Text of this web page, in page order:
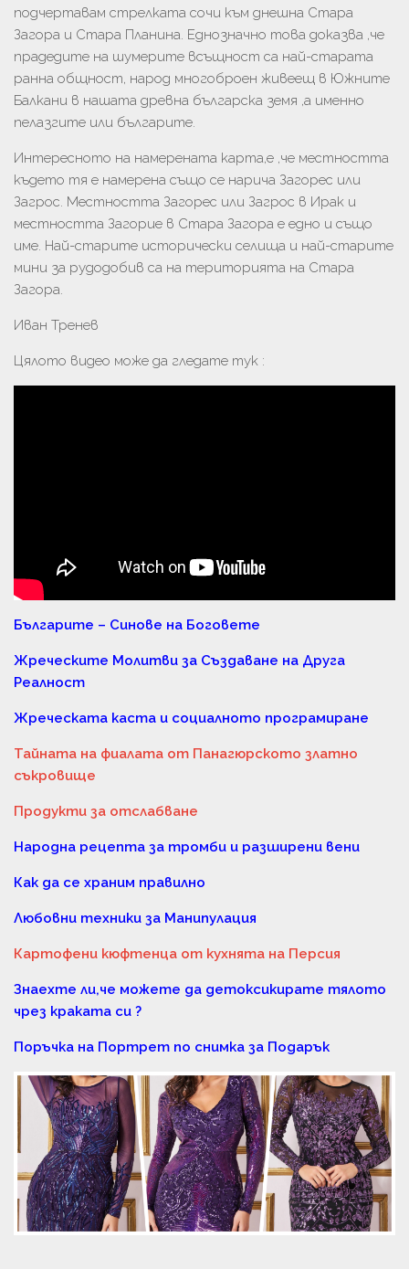
подчертавам стрелката сочи към днешна Стара
Загора и Стара Планина. Еднозначно това доказва ,че
прадедите на шумерите всъщност са най-старата
ранна общност, народ многоброен живеещ в Южните
Балкани в нашата древна българска земя ,а именно
пелазгите или българите.
Интересното на намерената карта,е ,че местността
където тя е намерена също се нарича Загорес или
Загрос. Местността Загорес или Загрос в Ирак и
местността Загорие в Стара Загора е едно и също
име. Най-старите исторически селища и най-старите
мини за рудодобив са на територията на Стара
Загора.
Иван Тренев
Цялото видео може да гледате тук :
Българите – Синове на Боговете
Жреческите Молитви за Създаване на Друга
Реалност
Жреческата каста и социалното програмиране
Тайната на фиалата от Панагюрското златно
съкровище
Продукти за отслабване
Народна рецепта за тромби и разширени вени
Как да се храним правилно
Любовни техники за Манипулация
Картофени кюфтенца от кухнята на Персия
Знаехте ли,че можете да детоксикирате тялото
чрез краката си ?
Поръчка на Портрет по снимка за Подарък